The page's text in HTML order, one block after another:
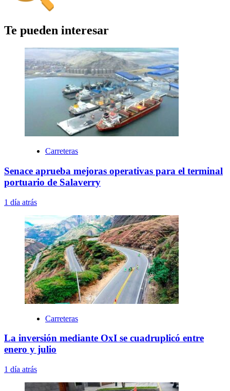
Te pueden interesar
Carreteras
Senace aprueba mejoras operativas para el terminal
portuario de Salaverry
1 día atrás
Carreteras
La inversión mediante OxI se cuadruplicó entre
enero y julio
1 día atrás